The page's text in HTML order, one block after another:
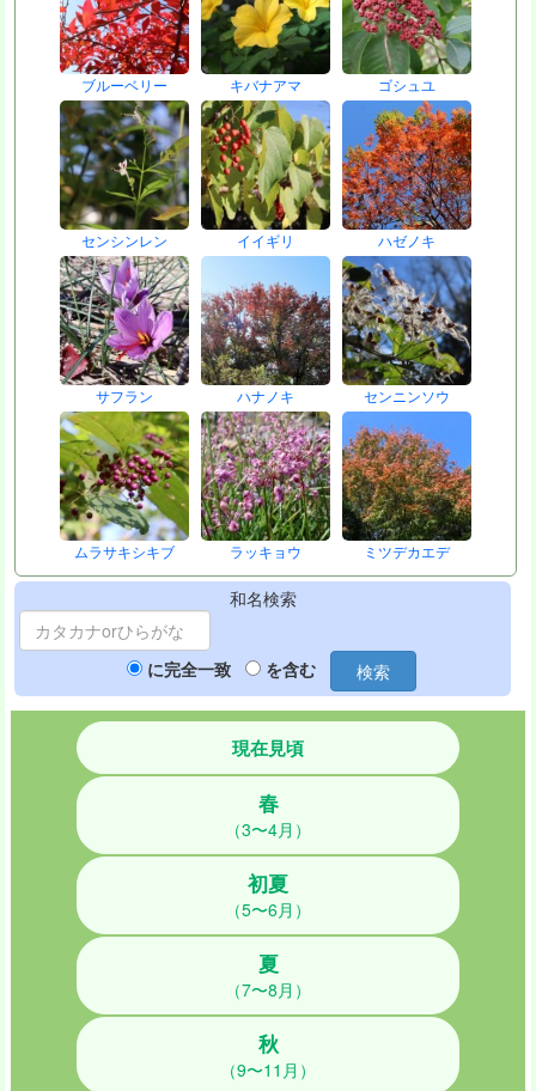
ブルーベリー キバナアマ ゴシュユ
センシンレン イイギリ ハゼノキ
サフラン ハナノキ センニンソウ
ムラサキシキブ ラッキョウ ミツデカエデ
和名検索
に完全一致 を含む 検索
現在見頃
春
（3〜4月）
初夏
（5〜6月）
夏
（7〜8月）
秋
（9〜11月）